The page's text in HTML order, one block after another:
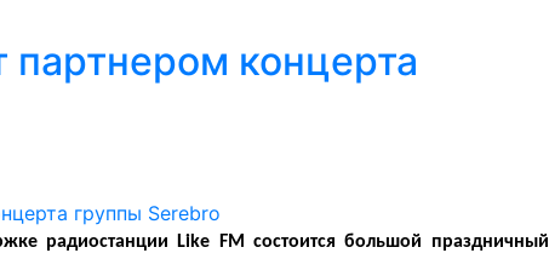
партнером концерта
радиостанции Like FM состоится большой праздничный